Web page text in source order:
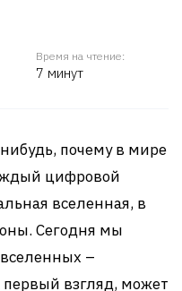
Время на чтение:
7 минут
почему в мире
цифровой
вселенная, в
Сегодня мы
–
взгляд, может